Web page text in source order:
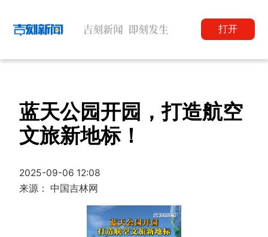
打开
蓝天公园开园，打造航空
文旅新地标！
2025-09-06 12:08
来源： 中国吉林网